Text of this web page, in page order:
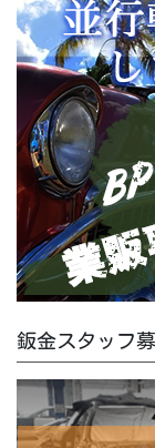
鈑金スタッフ